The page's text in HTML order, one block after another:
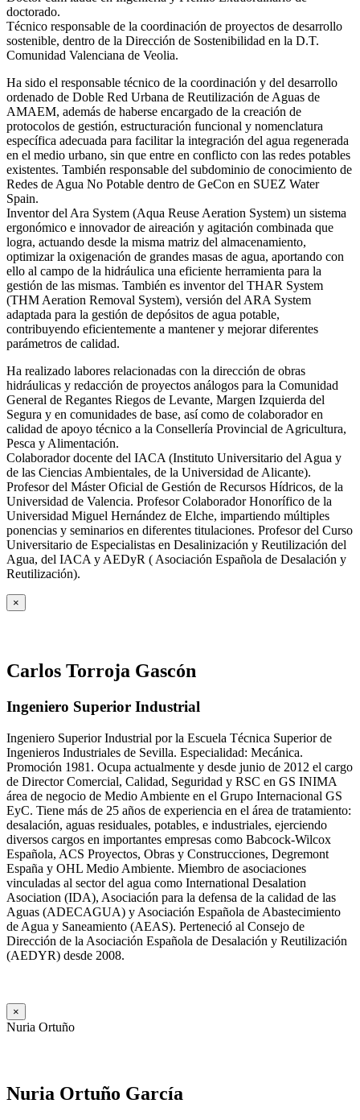
doctorado.
Técnico responsable de la coordinación de proyectos de desarrollo
sostenible, dentro de la Dirección de Sostenibilidad en la D.T.
Comunidad Valenciana de Veolia.
Ha sido el responsable técnico de la coordinación y del desarrollo
ordenado de Doble Red Urbana de Reutilización de Aguas de
AMAEM, además de haberse encargado de la creación de
protocolos de gestión, estructuración funcional y nomenclatura
específica adecuada para facilitar la integración del agua regenerada
en el medio urbano, sin que entre en conflicto con las redes potables
existentes. También responsable del subdominio de conocimiento de
Redes de Agua No Potable dentro de GeCon en SUEZ Water
Spain.
Inventor del Ara System (Aqua Reuse Aeration System) un sistema
ergonómico e innovador de aireación y agitación combinada que
logra, actuando desde la misma matriz del almacenamiento,
optimizar la oxigenación de grandes masas de agua, aportando con
ello al campo de la hidráulica una eficiente herramienta para la
gestión de las mismas. También es inventor del THAR System
(THM Aeration Removal System), versión del ARA System
adaptada para la gestión de depósitos de agua potable,
contribuyendo eficientemente a mantener y mejorar diferentes
parámetros de calidad.
Ha realizado labores relacionadas con la dirección de obras
hidráulicas y redacción de proyectos análogos para la Comunidad
General de Regantes Riegos de Levante, Margen Izquierda del
Segura y en comunidades de base, así como de colaborador en
calidad de apoyo técnico a la Consellería Provincial de Agricultura,
Pesca y Alimentación.
Colaborador docente del IACA (Instituto Universitario del Agua y
de las Ciencias Ambientales, de la Universidad de Alicante).
Profesor del Máster Oficial de Gestión de Recursos Hídricos, de la
Universidad de Valencia. Profesor Colaborador Honorífico de la
Universidad Miguel Hernández de Elche, impartiendo múltiples
ponencias y seminarios en diferentes titulaciones. Profesor del Curso
Universitario de Especialistas en Desalinización y Reutilización del
Agua, del IACA y AEDyR ( Asociación Española de Desalación y
Reutilización).
×
Carlos Torroja Gascón
Ingeniero Superior Industrial
Ingeniero Superior Industrial por la Escuela Técnica Superior de
Ingenieros Industriales de Sevilla. Especialidad: Mecánica.
Promoción 1981. Ocupa actualmente y desde junio de 2012 el cargo
de Director Comercial, Calidad, Seguridad y RSC en GS INIMA
área de negocio de Medio Ambiente en el Grupo Internacional GS
EyC. Tiene más de 25 años de experiencia en el área de tratamiento:
desalación, aguas residuales, potables, e industriales, ejerciendo
diversos cargos en importantes empresas como Babcock-Wilcox
Española, ACS Proyectos, Obras y Construcciones, Degremont
España y OHL Medio Ambiente. Miembro de asociaciones
vinculadas al sector del agua como International Desalation
Asociation (IDA), Asociación para la defensa de la calidad de las
Aguas (ADECAGUA) y Asociación Española de Abastecimiento
de Agua y Saneamiento (AEAS). Perteneció al Consejo de
Dirección de la Asociación Española de Desalación y Reutilización
(AEDYR) desde 2008.
×
Nuria Ortuño
Nuria Ortuño García